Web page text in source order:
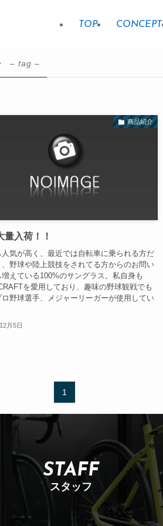
TOP CONCEPT
– tag –
商品紹介
量入荷！！
人気が高く、最近では自転車に乗られる方だ
、野球や陸上競技をされてる方からのお問い
えている100%のサングラス。私自身も
を愛用しており、趣味の野球観戦でも
ロ野球選手、メジャーリーガーが使用してい
月5日
1
STAFF
スタッフ